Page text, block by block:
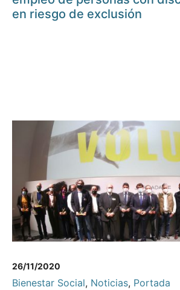
en riesgo de exclusión
26/11/2020
Bienestar Social, Noticias, Portada